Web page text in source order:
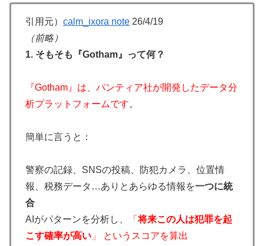
引用元） calm_ixora note 26/4/19
（前略）
1. そもそも『Gotham』って何？
『Gotham』は、パンティア社が開発したデータ分
析プラットフォームです。
簡単に言うと：
警察の記録、SNSの投稿、防犯カメラ、位置情
報、税務データ…ありとあらゆる情報を一つに統
合
AIがパターンを分析し、
「将来この人は犯罪を起
こす確率が高い 」 というスコアを算出